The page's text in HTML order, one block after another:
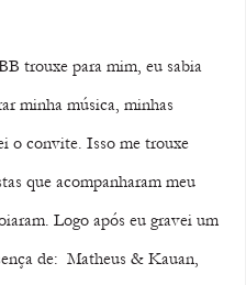
trouxe para mim, eu sabia
minha música, minhas
o convite. Isso me trouxe
que acompanharam meu
Logo após eu gravei um
de:  Matheus & Kauan,